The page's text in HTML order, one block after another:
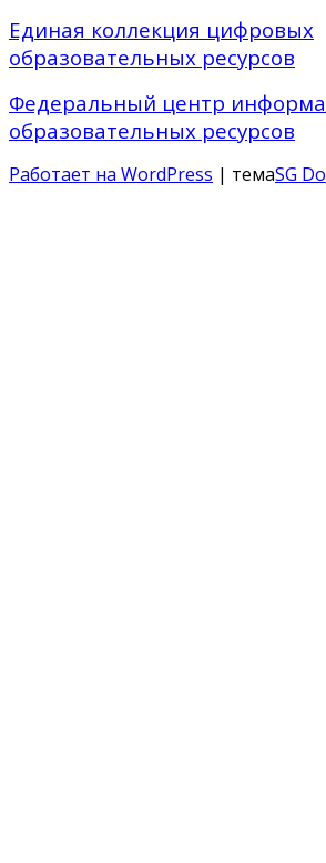
Единая коллекция цифровых
образовательных ресурсов
Федеральный центр
образовательных ресурсов
Работает на WordPress | темаSG